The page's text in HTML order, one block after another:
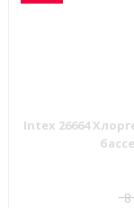
Intex 26664
8